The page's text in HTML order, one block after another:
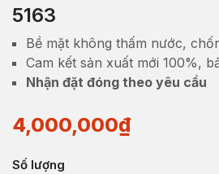
5163
Bề mặt không thấm nước,
Cam kết sản xuất mới 100%,
Nhận đặt đóng theo yêu cầu
4,000,000₫
Số lượng